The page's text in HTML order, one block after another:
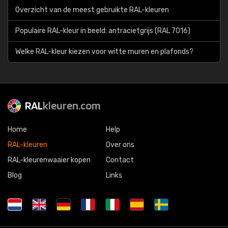
Overzicht van de meest gebruikte RAL-kleuren
Populaire RAL-kleur in beeld: antracietgrijs (RAL 7016)
Welke RAL-kleur kiezen voor witte muren en plafonds?
RALkleuren.com
Home
RAL-kleuren
RAL-kleurenwaaier kopen
Blog
Help
Over ons
Contact
Links